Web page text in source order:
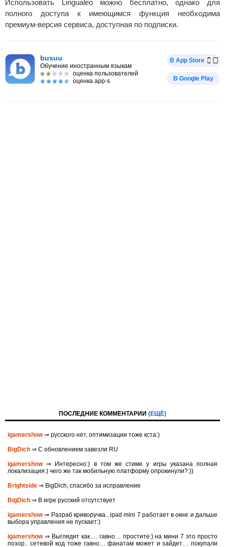
Использовать Lingualeo можно бесплатно, однако для
полного доступа к имеющимся функция необходима
премиум-версия сервиса, доступная по подписки.
busuu
Обучение иностранным языкам
оценка пользователей
оценка app-s
В App Store
В Google Play
ПОСЛЕДНИЕ КОММЕНТАРИИ (ЕЩЁ)
igamershow⇒ русского нет, оптимизации тоже кста:)
BigDich ⇒ С обновлением завезли RU
igamershow⇒ Интересно:) в том же стиме у игры указана полная
локализация:) чего же так мобильную платформу опрокинули?:))
Brightside ⇒ BigDich, спасибо за исправление
BigDich ⇒ В игре русский отсутствует
igamershow⇒ Разраб криворучка.. ipad mini 7 работает в окне и дальше
выбора управления не пускает:)
igamershow⇒ Выглядит как…. гавно… простите:) на мини 7 это просто
позор.. сетевой код тоже гавно… фанатам может и зайдет… покупали